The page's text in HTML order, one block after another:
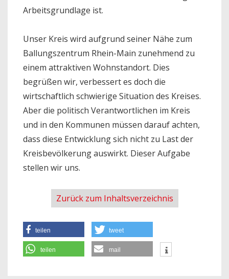
Arbeitsgrundlage ist.
Unser Kreis wird aufgrund seiner Nähe zum
Ballungszentrum Rhein-Main zunehmend zu
einem attraktiven Wohnstandort. Dies
begrüßen wir, verbessert es doch die
wirtschaftlich schwierige Situation des Kreises.
Aber die politisch Verantwortlichen im Kreis
und in den Kommunen müssen darauf achten,
dass diese Entwicklung sich nicht zu Last der
Kreisbevölkerung auswirkt. Dieser Aufgabe
stellen wir uns.
Zurück zum Inhaltsverzeichnis
teilen tweet
teilen mail